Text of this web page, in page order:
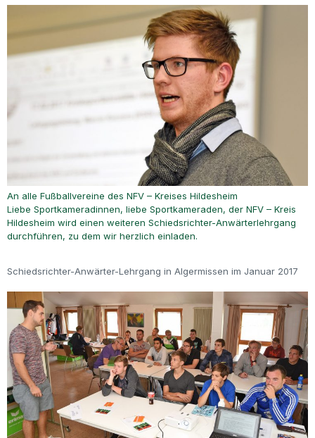
An alle Fußballvereine des NFV – Kreises Hildesheim
Liebe Sportkameradinnen, liebe Sportkameraden, der NFV – Kreis
Hildesheim wird einen weiteren Schiedsrichter-Anwärterlehrgang
durchführen, zu dem wir herzlich einladen.
Schiedsrichter-Anwärter-Lehrgang in Algermissen im Januar 2017